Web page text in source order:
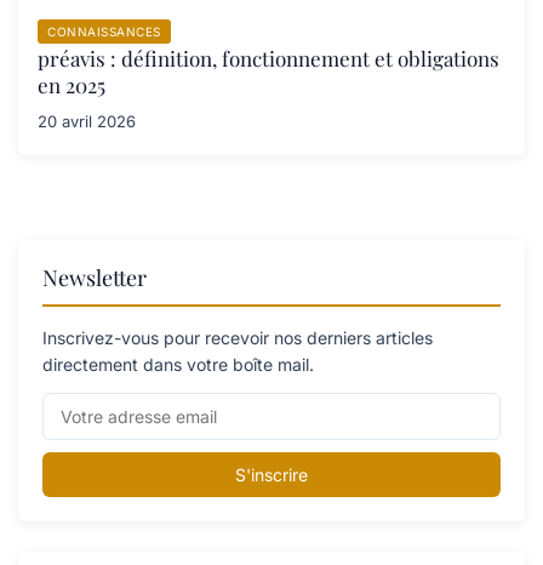
CONNAISSANCES
préavis : définition, fonctionnement et obligations
en 2025
20 avril 2026
Newsletter
Inscrivez-vous pour recevoir nos derniers articles
directement dans votre boîte mail.
S'inscrire